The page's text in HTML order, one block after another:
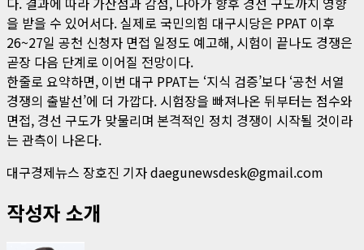
을 받을 수 있어서다. 실제로 국민의힘 대구시당은 PPAT 이후
26~27일 공천 신청자 면접 일정도 예고해, 시험이 끝나도 경쟁은
곧장 다음 단계로 이어질 전망이다.
한줄로 요약하면, 이번 대구 PPAT는 ‘지식 검증’보다 ‘공천 서열
경쟁의 출발선’에 더 가깝다. 시험장을 빠져나온 뒤부터는 점수와
면접, 경선 구도가 맞물리며 본격적인 정치 경쟁이 시작될 것이라
는 관측이 나온다.
대구경제뉴스 장호진 기자 daegunewsdesk@gmail.com
작성자 소개